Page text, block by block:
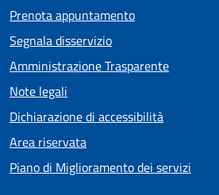
Prenota appuntamento
Segnala disservizio
Amministrazione Trasparente
Note legali
Dichiarazione di accessibilità
Area riservata
Piano di Miglioramento dei servizi